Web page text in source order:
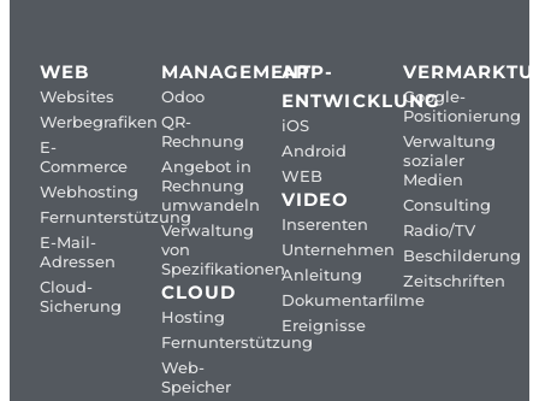
WEB
Websites
Werbegrafiken
E-
Commerce
Webhosting
Fernunterstützung
E-Mail-
Adressen
Cloud-
Sicherung
MANAGEMENT
Odoo
QR-
Rechnung
Angebot in
Rechnung
umwandeln
Verwaltung
von
Spezifikationen
CLOUD
Hosting
Fernunterstützung
Web-
Speicher
APP-
ENTWICKLUNG
iOS
Android
WEB
VIDEO
Inserenten
Unternehmen
Anleitung
Dokumentarfilme
Ereignisse
Google-
Positionierung
Verwaltung
sozialer
Medien
Consulting
Radio/TV
Beschilderung
Zeitschriften